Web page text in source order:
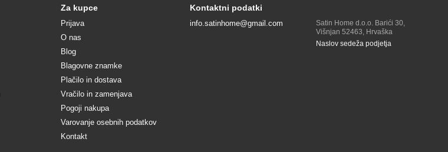
Za kupce
Prijava
O nas
Blog
Blagovne znamke
Plačilo in dostava
Vračilo in zamenjava
Pogoji nakupa
Varovanje osebnih podatkov
Kontakt
Kontaktni podatki
info.satinhome@gmail.com
Satin Home d.o.o. Barići 30,
Višnjan 52463, Hrvaška
Naslov sedeža podjetja